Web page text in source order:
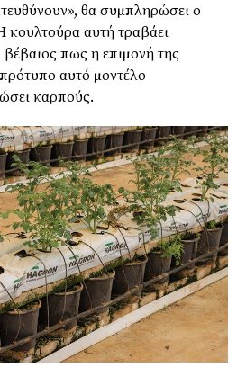
θα συµπληρώσει ο
κουλτούρα αυτή τραβάει
βέβαιος πως η επιµονή της
αυτό µοντέλο
καρπούς.